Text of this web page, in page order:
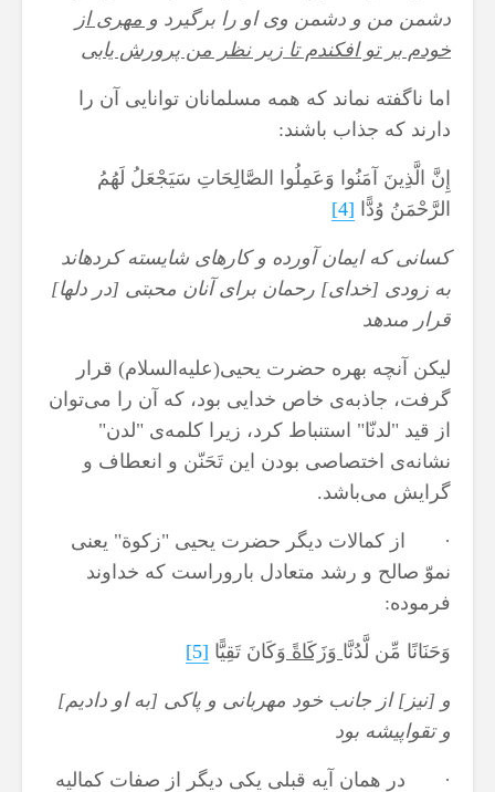
دشمن من و دشمن وى او را برگيرد و مهرى از
خودم بر تو افكندم تا زير نظر من پرورش يابى
اما ناگفته نماند که همه مسلمانان توانایی آن را
دارند که جذاب باشند:
إِنَّ الَّذِينَ آمَنُوا وَعَمِلُوا الصَّالِحَاتِ سَيَجْعَلُ لَهُمُ
الرَّحْمَنُ وُدًّا [4]
کسانى كه ايمان آورده و كارهاى شايسته كرده‏اند
به زودى [خداى] رحمان براى آنان محبتى [در دلها]
قرار مى‏دهد
لیكن آنچه بهره حضرت ‌یحیی(علیه السلام) قرار
گرفت، جاذبه‌ی‌ خاص خدا‌یی بود، كه آن را می‌توان
از قید "لدنّا" استنباط كرد، ز‌یرا كلمه‌ی‌ "لدن"
نشانه‌ی‌ اختصاصی بودن ا‌ین تَحَنّن و انعطاف و
گرا‌یش می‌باشد.
· از کمالات دیگر حضرت یحیی ‌"زکوة" یعنی
نموّ صالح و رشد متعادل باروراست که خداوند
فرموده:
وَحَنَانًا مِّن لَّدُنَّا وَزَكَاةً وَكَانَ تَقِيًّا [5]
و [نيز] از جانب خود مهربانى و پاكى [به او داديم]
و تقواپيشه بود
· در همان آیه قبلی یکی دیگر از صفات کمالیه